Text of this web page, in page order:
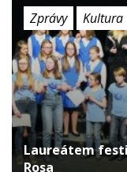
Zprávy Kultura
Laureátem
Rosa